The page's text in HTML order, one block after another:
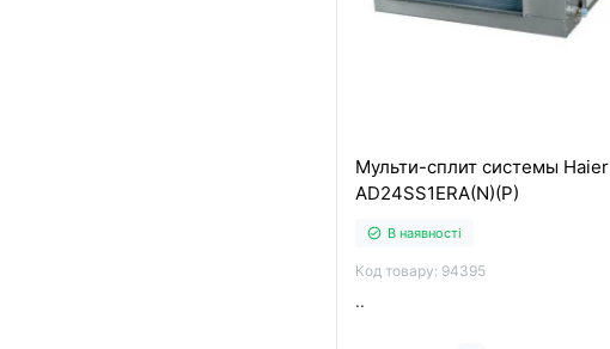
Мульти-сплит системы Haier
AD24SS1ERA(N)(P)
В наявності
Код товару: 94395
..